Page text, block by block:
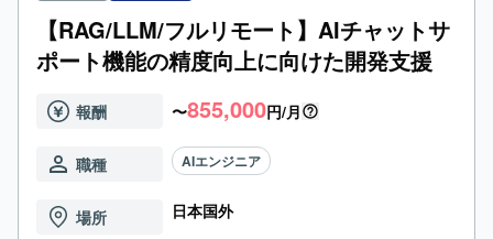
【RAG/LLM/フルリモート】AIチャットサ
ポート機能の精度向上に向けた開発支援
報酬 〜855,000円/月
職種 AIエンジニア
場所 日本国外